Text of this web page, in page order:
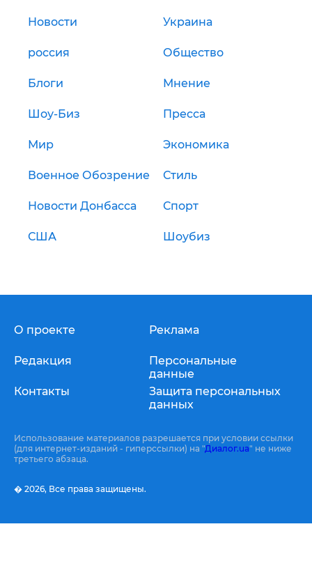
Новости Украина
россия Общество
Блоги Мнение
Шоу-Биз Пресса
Мир Экономика
Военное Обозрение Стиль
Новости Донбасса Спорт
США Шоубиз
О проекте
Редакция
Контакты
Реклама
Персональные
данные
Защита персональных
данных
Использование материалов разрешается при условии ссылки
(для интернет-изданий - гиперссылки) на "Диалог.ua" не ниже
третьего абзаца.
� 2026, Все права защищены.